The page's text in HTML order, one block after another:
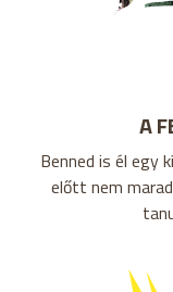
A
Benned is él egy
előtt nem